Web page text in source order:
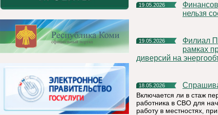
19.05.2026
Финансовая грамотность: напоминаем, какую информацию
нельзя
19.05.2026
Филиал ПАО «Россети Северо-Запад» в Республике Коми в
рамках
диверсий на
18.05.2026
Включается ли в стаж
работника в СВО для
работу в местностях,